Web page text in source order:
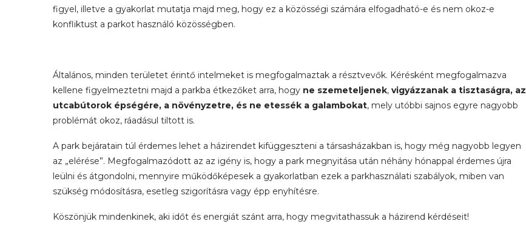
figyel, illetve a gyakorlat mutatja majd meg, hogy ez a közösségi számára elfogadható-e és nem okoz-e
konfliktust a parkot használó közösségben.
Általános, minden területet érintő intelmeket is megfogalmaztak a résztvevők. Kérésként megfogalmazva
kellene figyelmeztetni majd a parkba étkezőket arra, hogy ne szemeteljenek, vigyázzanak a tisztaságra, az
utcabútorok épségére, a növényzetre, és ne etessék a galambokat, mely utóbbi sajnos egyre nagyobb
problémát okoz, ráadásul tiltott is.
A park bejáratain túl érdemes lehet a házirendet kifüggeszteni a társasházakban is, hogy még nagyobb legyen
az „elérése”. Megfogalmazódott az az igény is, hogy a park megnyitása után néhány hónappal érdemes újra
leülni és átgondolni, mennyire működőképesek a gyakorlatban ezek a parkhasználati szabályok, miben van
szükség módosításra, esetleg szigorításra vagy épp enyhítésre.
Köszönjük mindenkinek, aki időt és energiát szánt arra, hogy megvitathassuk a házirend kérdéseit!